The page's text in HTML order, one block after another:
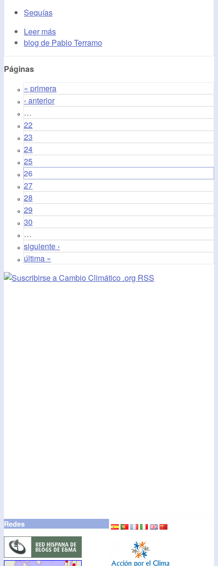
Sequías
Leer más
blog de Pablo Terramo
Páginas
« primera
‹ anterior
…
22
23
24
25
26
27
28
29
30
…
siguiente ›
última »
Redes